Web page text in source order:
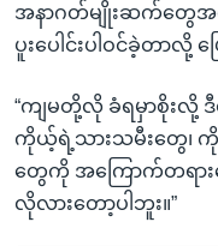
အနာဂတ်မျိုးဆက်တွေအ
ပူးပေါင်းပါဝင်ခဲ့တာလို့ ပ
“ကျမတို့လို ခံရမှာစိုးလို့
ကိုယ့်ရဲ့သားသမီးတွေ၊
တွေကို အကြောက်တရား
လိုလားတော့ပါဘူး။”